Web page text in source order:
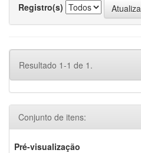
Registro(s)
Resultado 1-1 de 1.
Conjunto de itens:
Pré-visualização